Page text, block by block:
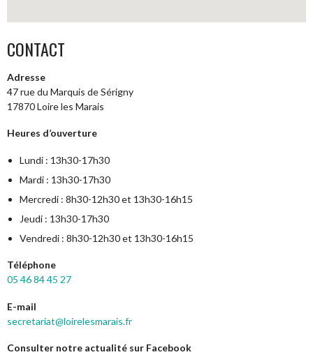
CONTACT
Adresse
47 rue du Marquis de Sérigny
17870 Loire les Marais
Heures d’ouverture
Lundi : 13h30-17h30
Mardi : 13h30-17h30
Mercredi : 8h30-12h30 et 13h30-16h15
Jeudi : 13h30-17h30
Vendredi : 8h30-12h30 et 13h30-16h15
Téléphone
05 46 84 45 27
E-mail
secretariat@loirelesmarais.fr
Consulter notre actualité sur Facebook